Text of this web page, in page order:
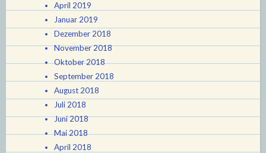
April 2019
Januar 2019
Dezember 2018
November 2018
Oktober 2018
September 2018
August 2018
Juli 2018
Juni 2018
Mai 2018
April 2018